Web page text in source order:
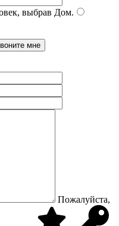
выбрав Дом.
Пожалуйста,